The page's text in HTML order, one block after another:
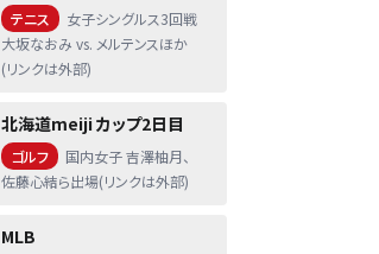
テニス
女子シングルス3回戦
大坂なおみ vs. メルテンスほか
(リンクは外部)
北海道meiji カップ2日目
ゴルフ
国内女子 吉澤柚月、
佐藤心結ら出場(リンクは外部)
MLB